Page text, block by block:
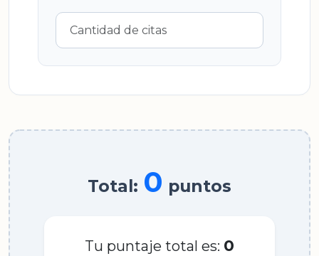
Total: 0 puntos
Tu puntaje total es: 0